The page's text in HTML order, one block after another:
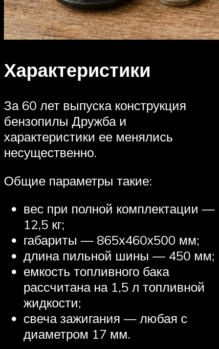
Характеристики
За 60 лет выпуска конструкция
бензопилы Дружба и
характеристики ее менялись
несущественно.
Общие параметры такие:
вес при полной комплектации —
12,5 кг;
габариты — 865х460х500 мм;
длина пильной шины — 450 мм;
емкость топливного бака
рассчитана на 1,5 л топливной
жидкости;
свеча зажигания — любая с
диаметром 17 мм.